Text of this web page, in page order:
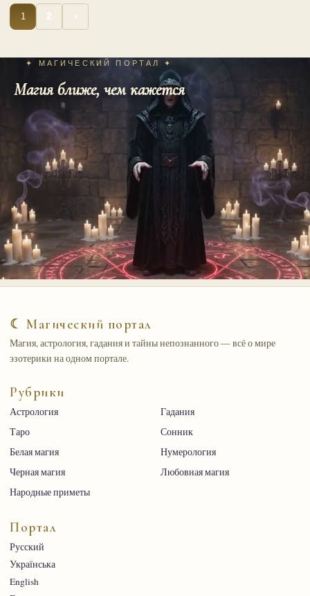
1 2 ›
✦ МАГИЧЕСКИЙ ПОРТАЛ ✦
Магия ближе, чем кажется
☾ Магический портал
Магия, астрология, гадания и тайны непознанного — всё о мире
эзотерики на одном портале.
Рубрики
Астрология
Гадания
Таро
Сонник
Белая магия
Нумерология
Черная магия
Любовная магия
Народные приметы
Портал
Русский
Українська
English